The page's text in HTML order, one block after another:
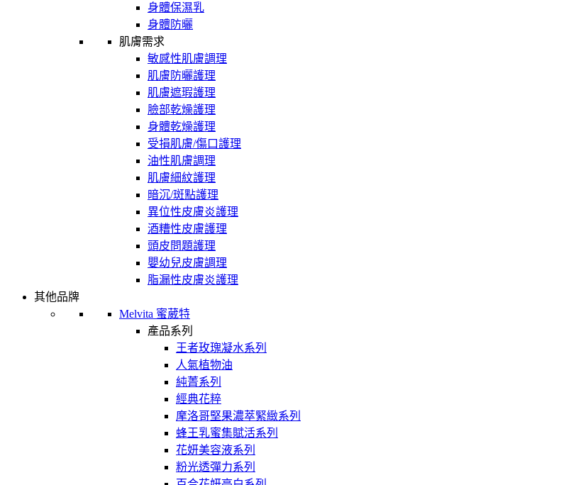
身體保濕乳
身體防曬
肌膚需求
敏感性肌膚調理
肌膚防曬護理
肌膚遮瑕護理
臉部乾燥護理
身體乾燥護理
受損肌膚/傷口護理
油性肌膚調理
肌膚細紋護理
暗沉/斑點護理
異位性皮膚炎護理
酒糟性皮膚護理
頭皮問題護理
嬰幼兒皮膚調理
脂漏性皮膚炎護理
其他品牌
Melvita 蜜葳特
產品系列
王者玫瑰凝水系列
人氣植物油
純菁系列
經典花粹
摩洛哥堅果濃萃緊緻系列
蜂王乳蜜集賦活系列
花妍美容液系列
粉光透彈力系列